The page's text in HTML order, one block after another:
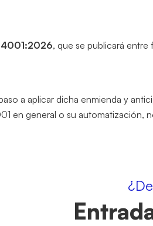
, que se publicará
a aplicar dicha enmienda y
en general o su automatización,